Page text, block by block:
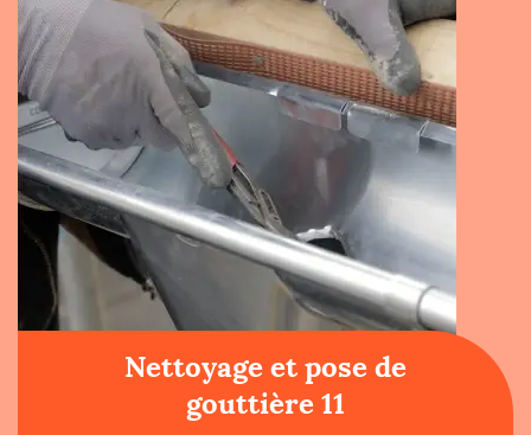
Nettoyage et pose de
gouttière 11